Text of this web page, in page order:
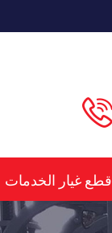
قطع غيار الخدمات